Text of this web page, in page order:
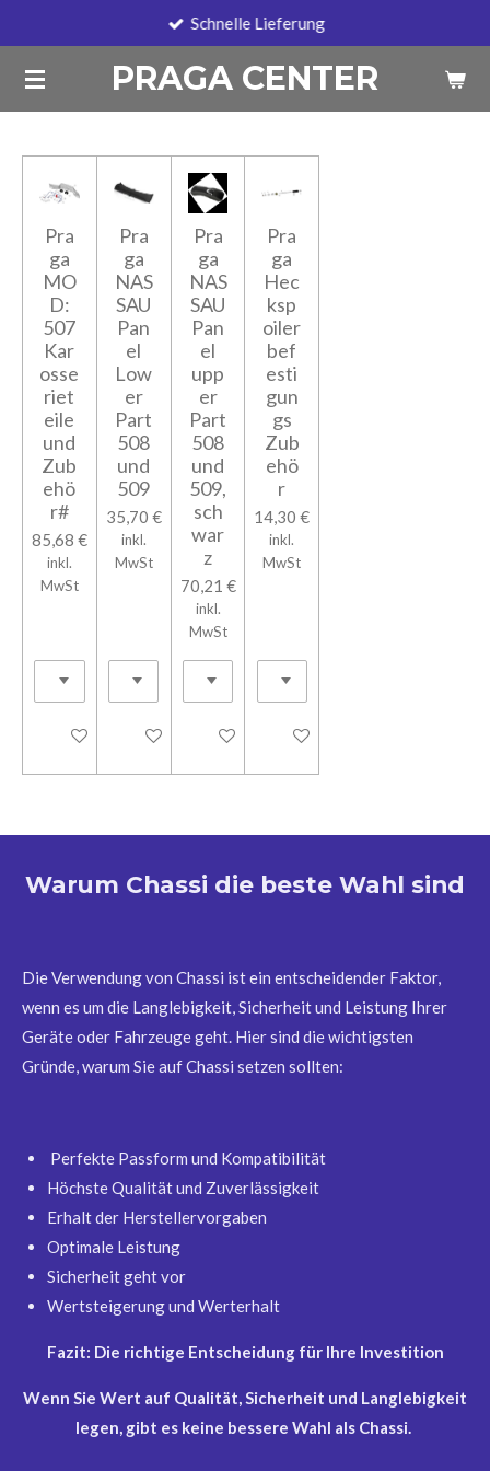
springen
PRAGA CENTER
Schnelle Lieferung
Pra
ga
MO
D:
507
Kar
osse
riet
eile
und
Zub
ehö
r#
85,68 €
inkl.
MwSt
In den Warenkorb
Pra
ga
NAS
SAU
Pan
el
Low
er
Part
508
und
509
35,70 €
inkl.
MwSt
In den Warenkorb
Pra
ga
NAS
SAU
Pan
el
upp
er
Part
508
und
509,
sch
war
z
70,21 €
inkl.
MwSt
In den Warenkorb
Pra
ga
Hec
ksp
oiler
bef
esti
gun
gs
Zub
ehö
r
14,30 €
inkl.
MwSt
In den Warenkorb
Warum Chassi die beste Wahl sind
Die Verwendung von Chassi ist ein entscheidender Faktor,
wenn es um die Langlebigkeit, Sicherheit und Leistung Ihrer
Geräte oder Fahrzeuge geht. Hier sind die wichtigsten
Gründe, warum Sie auf Chassi setzen sollten:
Perfekte Passform und Kompatibilität
Höchste Qualität und Zuverlässigkeit
Erhalt der Herstellervorgaben
Optimale Leistung
Sicherheit geht vor
Wertsteigerung und Werterhalt
Fazit: Die richtige Entscheidung für Ihre Investition
Wenn Sie Wert auf Qualität, Sicherheit und Langlebigkeit
legen, gibt es keine bessere Wahl als Chassi.